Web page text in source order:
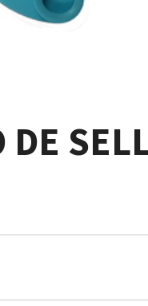
DE